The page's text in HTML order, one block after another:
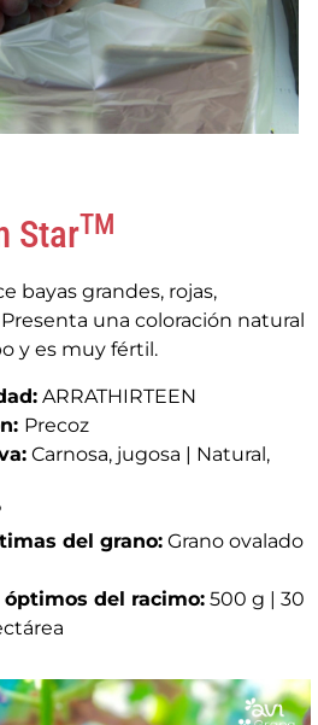
StarTM
bayas grandes, rojas,
una coloración natural
y es muy fértil.
ARRATHIRTEEN
Precoz
Carnosa, jugosa | Natural,
del grano: Grano ovalado
del racimo: 500 g | 30